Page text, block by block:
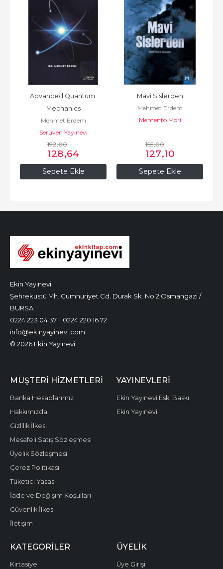
Sepete Ekle
Advanced Quantum
Mechanics
Mehmet Erdem
Serüven Yayınevi
192,00
128,64
Sepete Ekle
Mavi Sislerden
Mehmet Erdem
Memento Mori
155,00
127,10
Ekin Yayınevi
Şehreküstü Mh. Cumhuriyet Cd. Durak Sk. No:2 Osmangazi /
BURSA
0224 223 04 37
0224 220 16 72
info@ekinyayinevi.com
© 2026 Ekin Yayınevi
MÜŞTERI HIZMETLERI
Banka Hesaplarımız
Hakkımızda
Gizlilik İlkesi
Mesafeli Satış Sözleşmesi
Üyelik Sözleşmesi
Çerez Politikası
Tüketici Yasası
İade ve Değişim Koşulları
Güvenlik İlkesi
İletişim
YAYINEVLERI
Ekin Yayınevi Eski Baskı
Ekin Yayınevi
KATEGORILER
Kırtasiye
ÜYELIK
Üye Girişi